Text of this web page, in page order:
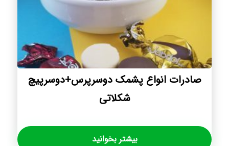
صادرات انواع پشمک دوسرپرس+دوسرپیچ
شکلاتی
بیشتر بخوانید